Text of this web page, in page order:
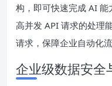
构，即可快速完成 AI 能
高并发 API 请求的处理
请求，保障企业自动化
企业级数据安全